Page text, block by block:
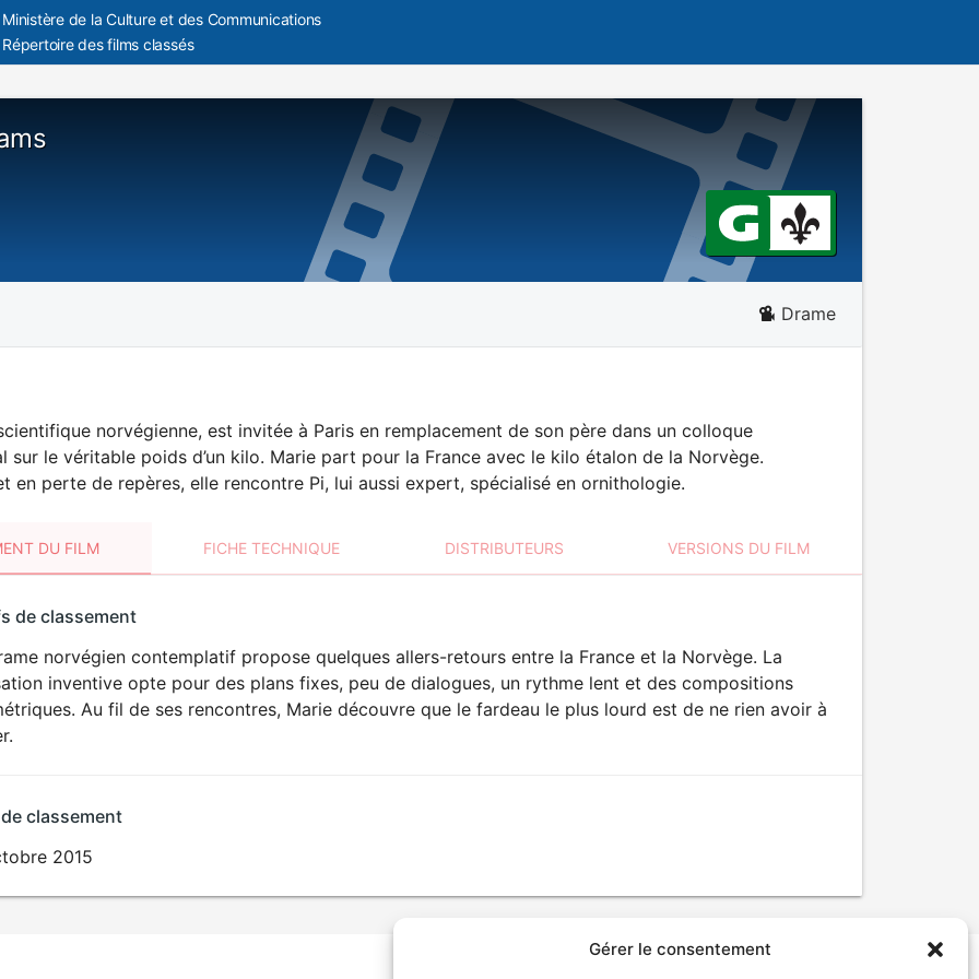
Gérer le consentement
Ministère de la Culture et des Communications
Répertoire des films classés
Drame
norvégienne, est invitée à Paris en remplacement de son père dans un colloque
sur le véritable poids d’un kilo. Marie part pour la France avec le kilo étalon de la Norvège.
en perte de repères, elle rencontre Pi, lui aussi expert, spécialisé en ornithologie.
DU FILM FICHE TECHNIQUE DISTRIBUTEURS VERSIONS DU FILM
de classement
norvégien contemplatif propose quelques allers-retours entre la France et la Norvège. La
inventive opte pour des plans fixes, peu de dialogues, un rythme lent et des compositions
Au fil de ses rencontres, Marie découvre que le fardeau le plus lourd est de ne rien avoir à
classement
2015